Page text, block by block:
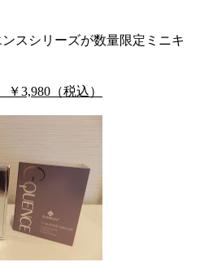
スシリーズが数量限定ミニキ
￥3,980（税込）